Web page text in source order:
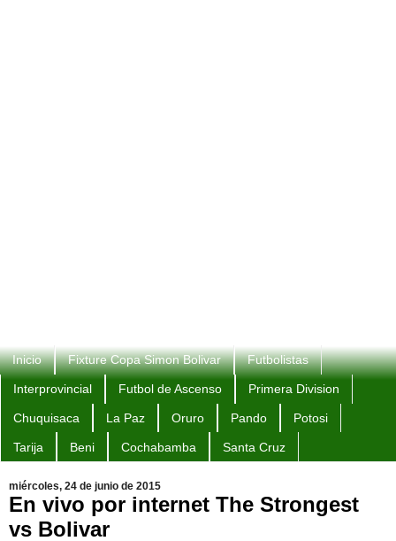
Inicio Fixture Copa Simon Bolivar Futbolistas
Interprovincial Futbol de Ascenso Primera Division
Chuquisaca La Paz Oruro Pando Potosi
Tarija Beni Cochabamba Santa Cruz
miércoles, 24 de junio de 2015
En vivo por internet The Strongest
vs Bolivar